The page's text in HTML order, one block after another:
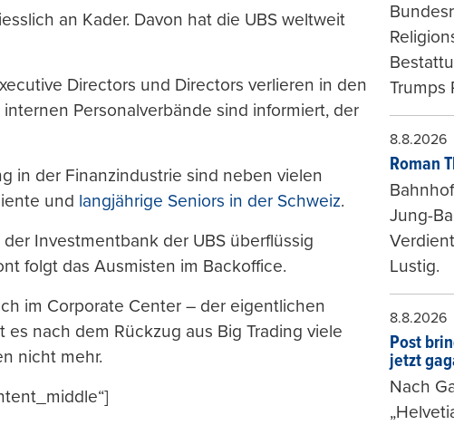
an Kader. Davon hat die UBS weltweit
Directors und Directors verlieren in den
Personalverbände sind informiert, der
in der Finanzindustrie sind neben vielen
und langjährige Seniors in der Schweiz.
Investmentbank der UBS überflüssig
folgt das Ausmisten im Backoffice.
im Corporate Center – der eigentlichen
nach dem Rückzug aus Big Trading viele
nicht mehr.
Trumps
8.8.2026
Roman
Jung-
Lustig.
8.8.2026
Post
jetzt
Nach